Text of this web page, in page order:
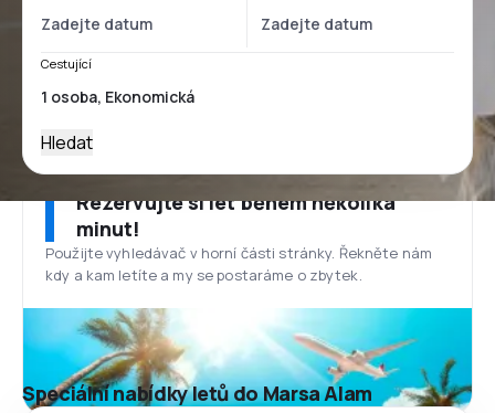
Cestující
Hledat
Rezervujte si let během několika
minut!
Použijte vyhledávač v horní části stránky. Řekněte nám
kdy a kam letíte a my se postaráme o zbytek.
Speciální nabídky letů do Marsa Alam